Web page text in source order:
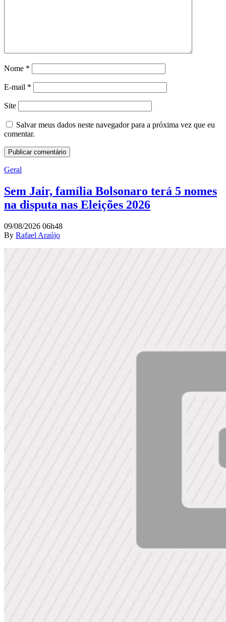
Nome *
E-mail *
Site
Salvar meus dados neste navegador para a próxima vez que eu
comentar.
Geral
Sem Jair, família Bolsonaro terá 5 nomes
na disputa nas Eleições 2026
09/08/2026 06h48
By Rafael Araújo